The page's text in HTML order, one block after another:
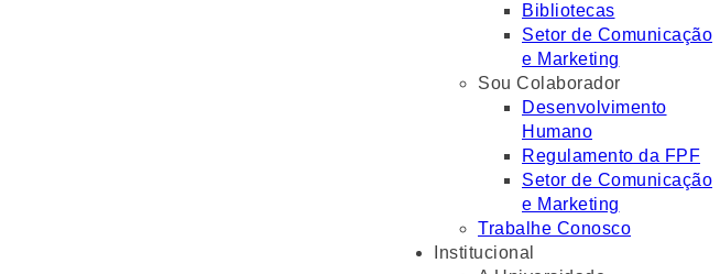
Bibliotecas
Setor de Comunicação
e Marketing
Sou Colaborador
Desenvolvimento
Humano
Regulamento da FPF
Setor de Comunicação
e Marketing
Trabalhe Conosco
Institucional